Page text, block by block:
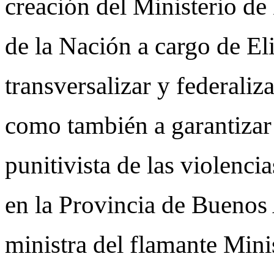
creación del Ministerio
de la Nación a cargo de
transversalizar y
como también a
punitivista de las
en la Provincia de
ministra del flamante